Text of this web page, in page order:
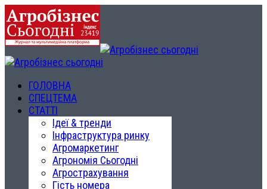
ГОЛОВНА
СПЕЦТЕМА
СТАТТІ
Ідеї & тренди
Інфраструктура ринку
Агромаркетинг
Агрономія Сьогодні
Агрострахування
Гість номера